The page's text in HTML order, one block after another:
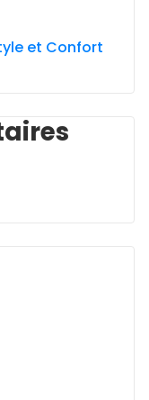
et Confort